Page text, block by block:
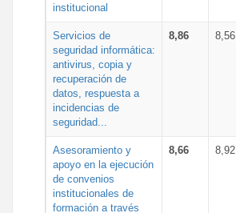
institucional
Servicios de
seguridad informática:
antivirus, copia y
recuperación de
datos, respuesta a
incidencias de
seguridad...
8,86 8,56
Asesoramiento y
apoyo en la ejecución
de convenios
institucionales de
formación a través
8,66 8,92